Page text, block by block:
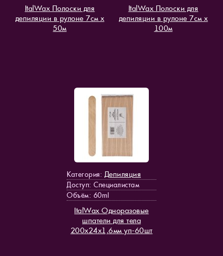
ItalWax Полоски для
депиляции в рулоне 7см х
50м
ItalWax Полоски для
депиляции в рулоне 7см х
100м
Категория: Депиляция
Доступ: Специалистам
Объём: 60ml
ItalWax Одноразовые
шпатели для тела
200х24х1,6мм уп-60шт